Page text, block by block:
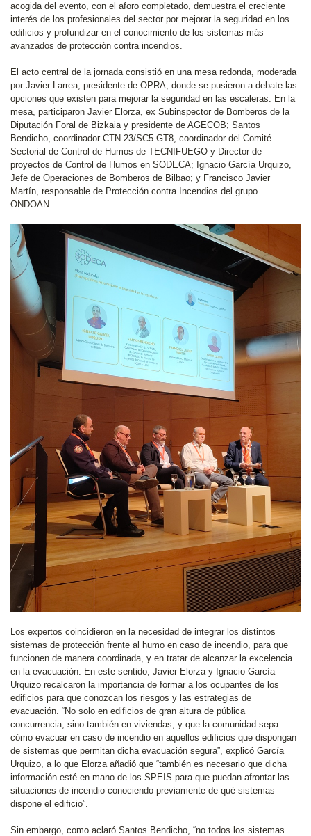
acogida del evento, con el aforo completado, demuestra el creciente
interés de los profesionales del sector por mejorar la seguridad en los
edificios y profundizar en el conocimiento de los sistemas más
avanzados de protección contra incendios.
El acto central de la jornada consistió en una mesa redonda, moderada
por Javier Larrea, presidente de OPRA, donde se pusieron a debate las
opciones que existen para mejorar la seguridad en las escaleras. En la
mesa, participaron Javier Elorza, ex Subinspector de Bomberos de la
Diputación Foral de Bizkaia y presidente de AGECOB; Santos
Bendicho, coordinador CTN 23/SC5 GT8, coordinador del Comité
Sectorial de Control de Humos de TECNIFUEGO y Director de
proyectos de Control de Humos en SODECA; Ignacio García Urquizo,
Jefe de Operaciones de Bomberos de Bilbao; y Francisco Javier
Martín, responsable de Protección contra Incendios del grupo
ONDOAN.
Los expertos coincidieron en la necesidad de integrar los distintos
sistemas de protección frente al humo en caso de incendio, para que
funcionen de manera coordinada, y en tratar de alcanzar la excelencia
en la evacuación. En este sentido, Javier Elorza y Ignacio García
Urquizo recalcaron la importancia de formar a los ocupantes de los
edificios para que conozcan los riesgos y las estrategias de
evacuación. “No solo en edificios de gran altura de pública
concurrencia, sino también en viviendas, y que la comunidad sepa
cómo evacuar en caso de incendio en aquellos edificios que dispongan
de sistemas que permitan dicha evacuación segura”, explicó García
Urquizo, a lo que Elorza añadió que “también es necesario que dicha
información esté en mano de los SPEIS para que puedan afrontar las
situaciones de incendio conociendo previamente de qué sistemas
dispone el edificio”.
Sin embargo, como aclaró Santos Bendicho, “no todos los sistemas